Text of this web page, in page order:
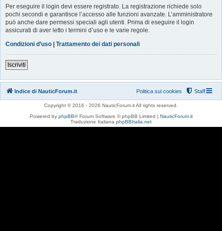
Per eseguire il login devi essere registrato. La registrazione richiede solo
pochi secondi e garantisce l’accesso alle funzioni avanzate. L’amministratore
può anche dare permessi speciali agli utenti. Prima di eseguire il login
assicurati di aver letto i termini d’uso e le varie regole.
Condizioni d’uso | Trattamento dei dati personali
Iscriviti
Indice di NauticForum.it Staff
Politica sui cookies
Copyright © 2016 - 2026 NauticForum.it All rights reserved.
Powered by phpBB® Forum Software © phpBB Limited | NauticForum.it
Traduzione Italiana phpBBItalia.net